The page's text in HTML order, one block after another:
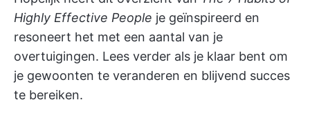
Highly Effective People je geïnspireerd en
resoneert het met een aantal van je
overtuigingen. Lees verder als je klaar bent om
je gewoonten te veranderen en blijvend succes
te bereiken.